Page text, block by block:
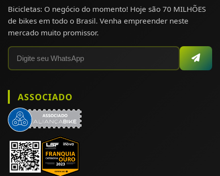
Bicicletas: O negócio do momento! Hoje são 70 MILHÕES
de bikes em todo o Brasil. Venha empreender neste
mercado muito promissor.
ASSOCIADO